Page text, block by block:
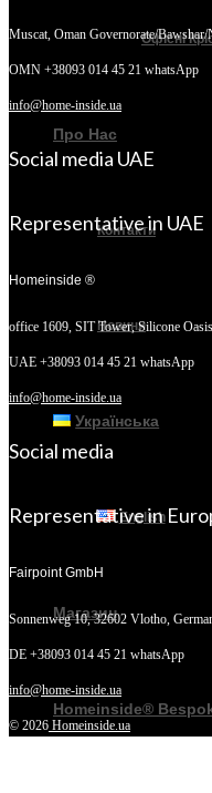
Офісні
Про Нас
Контакти
Новини
Українська
English
Магазин
Homeinside®
Muscat, Oman Governorate/
OMN +38093 014 45 21 whatsApp
info@home-inside.ua
Social media UAE
Representative in UAE
Homeinside ®
office 1609, SIT Tower,Silicone
UAE +38093 014 45 21 whatsApp
info@home-inside.ua
Social media
Representative in
Fairpoint GmbH
Sonnenweg 10,32602 Vlotho,
DE +38093 014 45 21 whatsApp
info@home-inside.ua
© 2026 Homeinside.ua